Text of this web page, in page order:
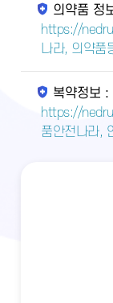
의약품 정
https://
나라, 의약품
복약정보 :
https://
품안전나라,